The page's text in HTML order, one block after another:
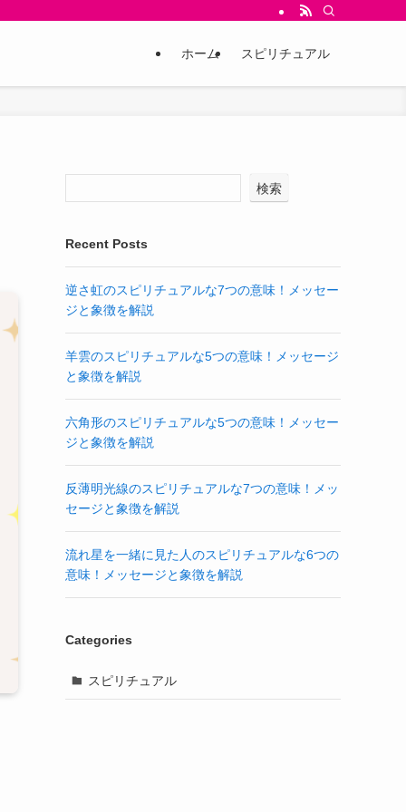
ホーム スピリチュアル
検索
Recent Posts
逆さ虹のスピリチュアルな7つの意味！メッセー
ジと象徴を解説
羊雲のスピリチュアルな5つの意味！メッセージ
と象徴を解説
六角形のスピリチュアルな5つの意味！メッセー
ジと象徴を解説
反薄明光線のスピリチュアルな7つの意味！メッ
セージと象徴を解説
流れ星を一緒に見た人のスピリチュアルな6つの
意味！メッセージと象徴を解説
Categories
スピリチュアル